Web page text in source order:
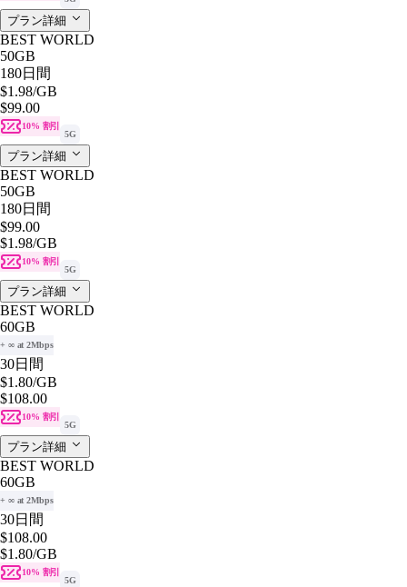
プラン詳細
BEST WORLD
50GB
180日間
$1.98/GB
$99.00
10% 割引
5G
プラン詳細
BEST WORLD
50GB
180日間
$99.00
$1.98/GB
10% 割引
5G
プラン詳細
BEST WORLD
60GB
+ ∞ at 2Mbps
30日間
$1.80/GB
$108.00
10% 割引
5G
プラン詳細
BEST WORLD
60GB
+ ∞ at 2Mbps
30日間
$108.00
$1.80/GB
10% 割引
5G